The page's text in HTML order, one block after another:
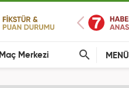
Maç Merkezi MENÜ